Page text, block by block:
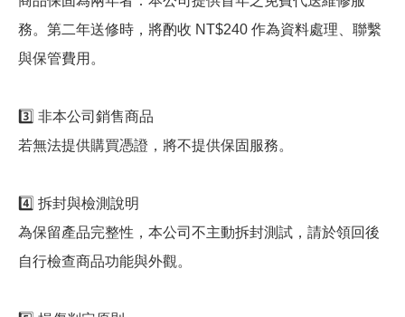
務。第二年送修時，將酌收 NT$240 作為資料處理、聯繫
與保管費用。
3️⃣ 非本公司銷售商品
若無法提供購買憑證，將不提供保固服務。
4️⃣ 拆封與檢測說明
為保留產品完整性，本公司不主動拆封測試，請於領回後
自行檢查商品功能與外觀。